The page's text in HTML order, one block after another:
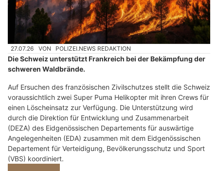
27.07.26 VON POLIZEI.NEWS REDAKTION
Die Schweiz unterstützt Frankreich bei der Bekämpfung der
schweren Waldbrände.
Auf Ersuchen des französischen Zivilschutzes stellt die Schweiz
voraussichtlich zwei Super Puma Helikopter mit ihren Crews für
einen Löscheinsatz zur Verfügung. Die Unterstützung wird
durch die Direktion für Entwicklung und Zusammenarbeit
(DEZA) des Eidgenössischen Departements für auswärtige
Angelegenheiten (EDA) zusammen mit dem Eidgenössischen
Departement für Verteidigung, Bevölkerungsschutz und Sport
(VBS) koordiniert.